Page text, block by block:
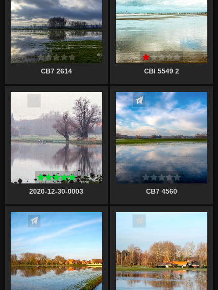
CB7 2614 CBI 5549 2
Écrire un commentaire
2020-12-30-0003
Écrire un commentaire
CB7 4560
Écrire un commentaire